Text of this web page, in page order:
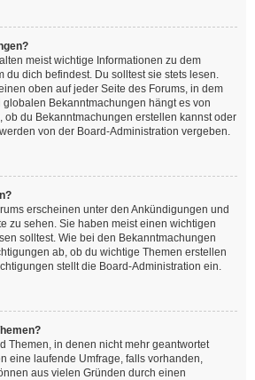
meist wichtige Informationen zu dem
du dich befindest. Du solltest sie stets lesen.
oben auf jeder Seite des Forums, in dem
Bekanntmachungen hängt es von
ob du Bekanntmachungen erstellen kannst oder
von der Board-Administration vergeben.
erscheinen unter den Ankündigungen und
zu sehen. Sie haben meist einen wichtigen
solltest. Wie bei den Bekanntmachungen
ab, ob du wichtige Themen erstellen
stellt die Board-Administration ein.
Themen, in denen nicht mehr geantwortet
eine laufende Umfrage, falls vorhanden,
aus vielen Gründen durch einen